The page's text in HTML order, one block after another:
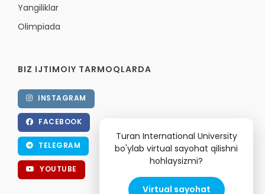
Yangiliklar
Olimpiada
BIZ IJTIMOIY TARMOQLARDA
INSTAGRAM
FACEBOOK
TELEGRAM
YOUTUBE
Turan International University
bo'ylab virtual sayohat qilishni
hohlaysizmi?
Virtual sayohat